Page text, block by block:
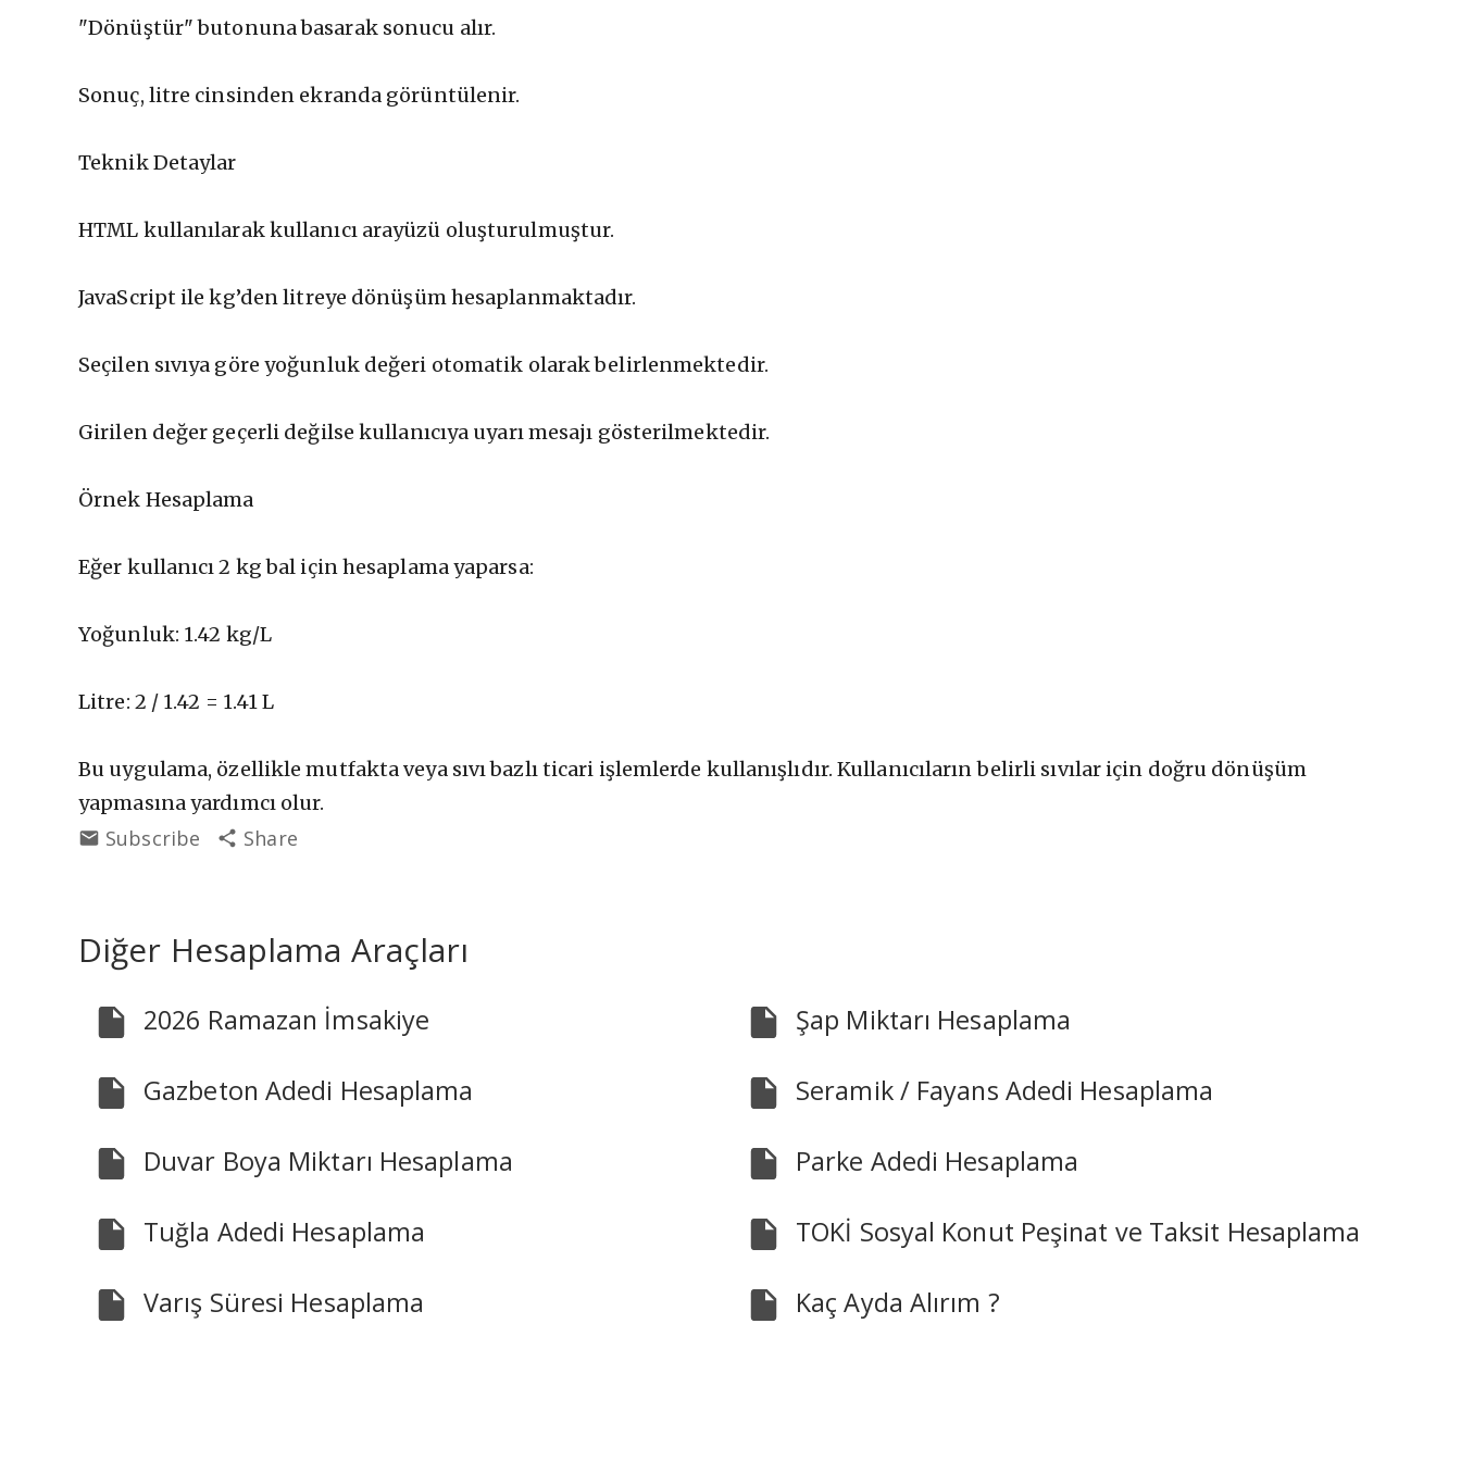
"Dönüştür" butonuna basarak sonucu alır.
Sonuç, litre cinsinden ekranda görüntülenir.
Teknik Detaylar
HTML kullanılarak kullanıcı arayüzü oluşturulmuştur.
JavaScript ile kg’den litreye dönüşüm hesaplanmaktadır.
Seçilen sıvıya göre yoğunluk değeri otomatik olarak belirlenmektedir.
Girilen değer geçerli değilse kullanıcıya uyarı mesajı gösterilmektedir.
Örnek Hesaplama
Eğer kullanıcı 2 kg bal için hesaplama yaparsa:
Yoğunluk: 1.42 kg/L
Litre: 2 / 1.42 = 1.41 L
Bu uygulama, özellikle mutfakta veya sıvı bazlı ticari işlemlerde kullanışlıdır. Kullanıcıların belirli sıvılar için doğru dönüşüm
yapmasına yardımcı olur.
Subscribe Share
Diğer Hesaplama Araçları
2026 Ramazan İmsakiye Şap Miktarı Hesaplama
Gazbeton Adedi Hesaplama Seramik / Fayans Adedi Hesaplama
Duvar Boya Miktarı Hesaplama Parke Adedi Hesaplama
Tuğla Adedi Hesaplama TOKİ Sosyal Konut Peşinat ve Taksit Hesaplama
Varış Süresi Hesaplama Kaç Ayda Alırım ?